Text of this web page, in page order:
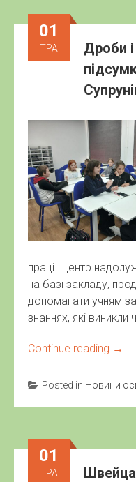
01
ТРА
Дроби
праці. Центр
на базі закладу,
допомагати учням
знаннях, які виникли
Continue reading →
Posted in Новини
01
ТРА